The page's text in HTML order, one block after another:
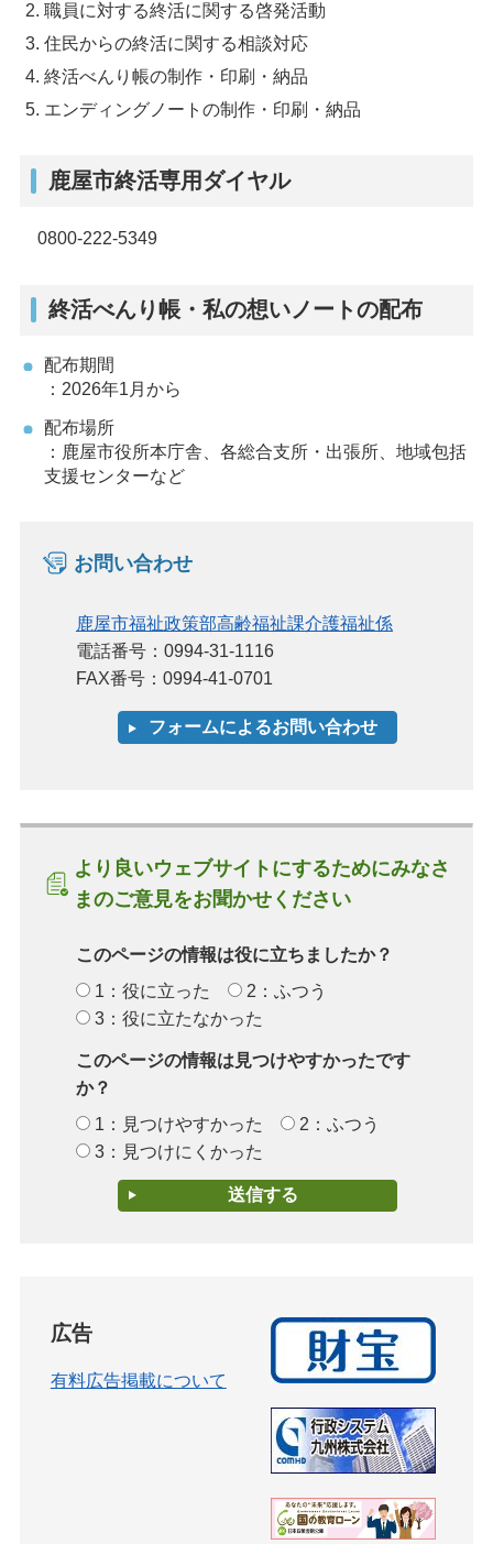
職員に対する終活に関する啓発活動
住民からの終活に関する相談対応
終活べんり帳の制作・印刷・納品
エンディングノートの制作・印刷・納品
鹿屋市終活専用ダイヤル
0800-222-5349
終活べんり帳・私の想いノートの配布
配布期間
：2026年1月から
配布場所
：鹿屋市役所本庁舎、各総合支所・出張所、地域包括
支援センターなど
お問い合わせ
鹿屋市福祉政策部高齢福祉課介護福祉係
電話番号：0994-31-1116
FAX番号：0994-41-0701
より良いウェブサイトにするためにみなさ
まのご意見をお聞かせください
このページの情報は役に立ちましたか？
1：役に立った
2：ふつう
3：役に立たなかった
このページの情報は見つけやすかったです
か？
1：見つけやすかった
2：ふつう
3：見つけにくかった
広告
有料広告掲載について